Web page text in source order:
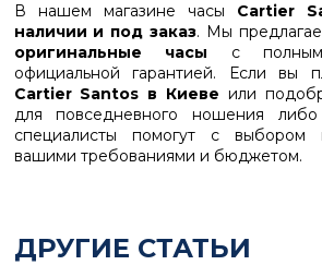
В нашем магазине часы Cartier
наличии и под заказ. Мы
оригинальные часы с полным
официальной гарантией. Если вы
Cartier Santos в Киеве или
для повседневного ношения
специалисты помогут с выбором
вашими требованиями и бюджетом.
ДРУГИЕ СТАТЬИ